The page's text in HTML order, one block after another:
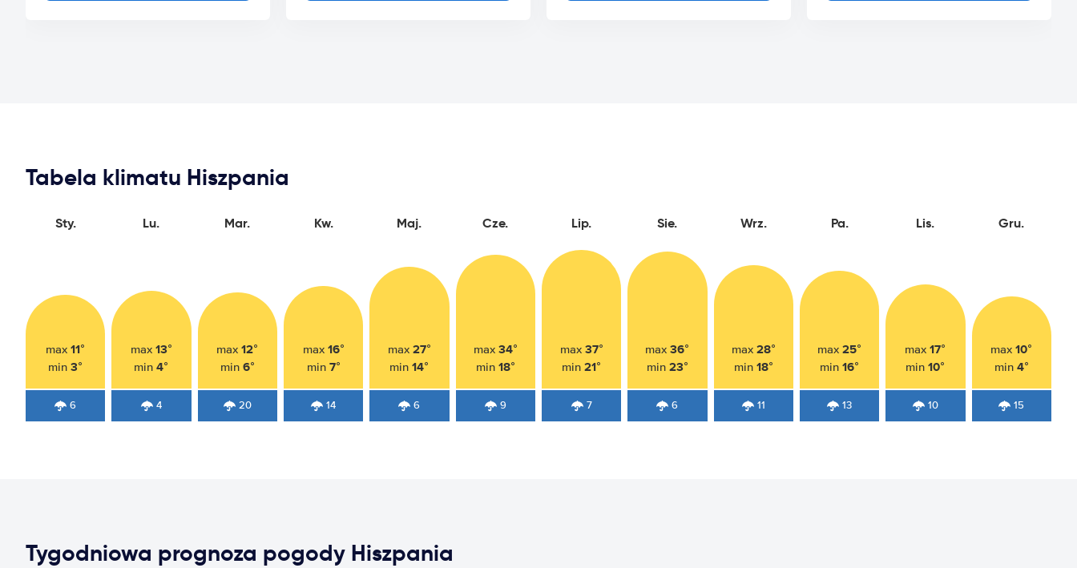
Tabela klimatu Hiszpania
Sty.
max11°
min3°
6
Lu.
max 13°
min4°
4
Mar.
max12°
min 6°
20
Kw.
max 16°
min 7°
14
Maj.
max 27°
min14°
6
Cze.
max 34°
min 18°
9
Lip.
max 37°
min21°
7
Sie.
max36°
min 23°
6
Wrz.
max 28°
min 18°
11
Pa.
max25°
min16°
13
Lis.
max17°
min10°
10
Gru.
max10°
min 4°
15
Tygodniowa prognoza pogody Hiszpania